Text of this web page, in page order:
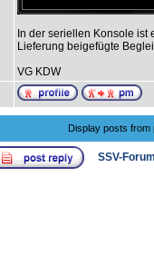
In der seriellen Konsole ist
Lieferung beigefügte
VG KDW
Display posts from
SSV-